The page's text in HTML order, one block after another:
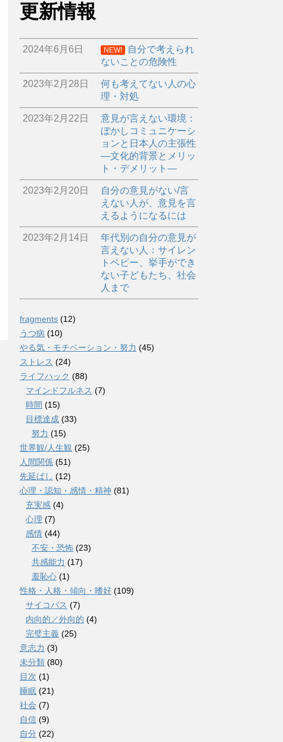
更新情報
2024年6月6日 NEW!
自分で考えられ
ないことの危険性
2023年2月28日
何も考えてない人の心
理・対処
2023年2月22日
意見が言えない環境：
ぼかしコミュニケーシ
ョンと日本人の主張性
―文化的背景とメリッ
ト・デメリット―
2023年2月20日
自分の意見がない/言
えない人が、意見を言
えるようになるには
2023年2月14日
年代別の自分の意見が
言えない人：サイレン
トベビー、挙手ができ
ない子どもたち、社会
人まで
fragments (12)
うつ病 (10)
やる気・モチベーション・努力 (45)
ストレス (24)
ライフハック (88)
マインドフルネス (7)
時間 (15)
目標達成 (33)
努力 (15)
世界観/人生観 (25)
人間関係 (51)
先延ばし (12)
心理・認知・感情・精神 (81)
充実感 (4)
心理 (7)
感情 (44)
不安・恐怖 (23)
共感能力 (17)
羞恥心 (1)
性格・人格・傾向・嗜好 (109)
サイコパス (7)
内向的／外向的 (4)
完璧主義 (25)
意志力 (3)
未分類 (80)
目次 (1)
睡眠 (21)
社会 (7)
自信 (9)
自分 (22)